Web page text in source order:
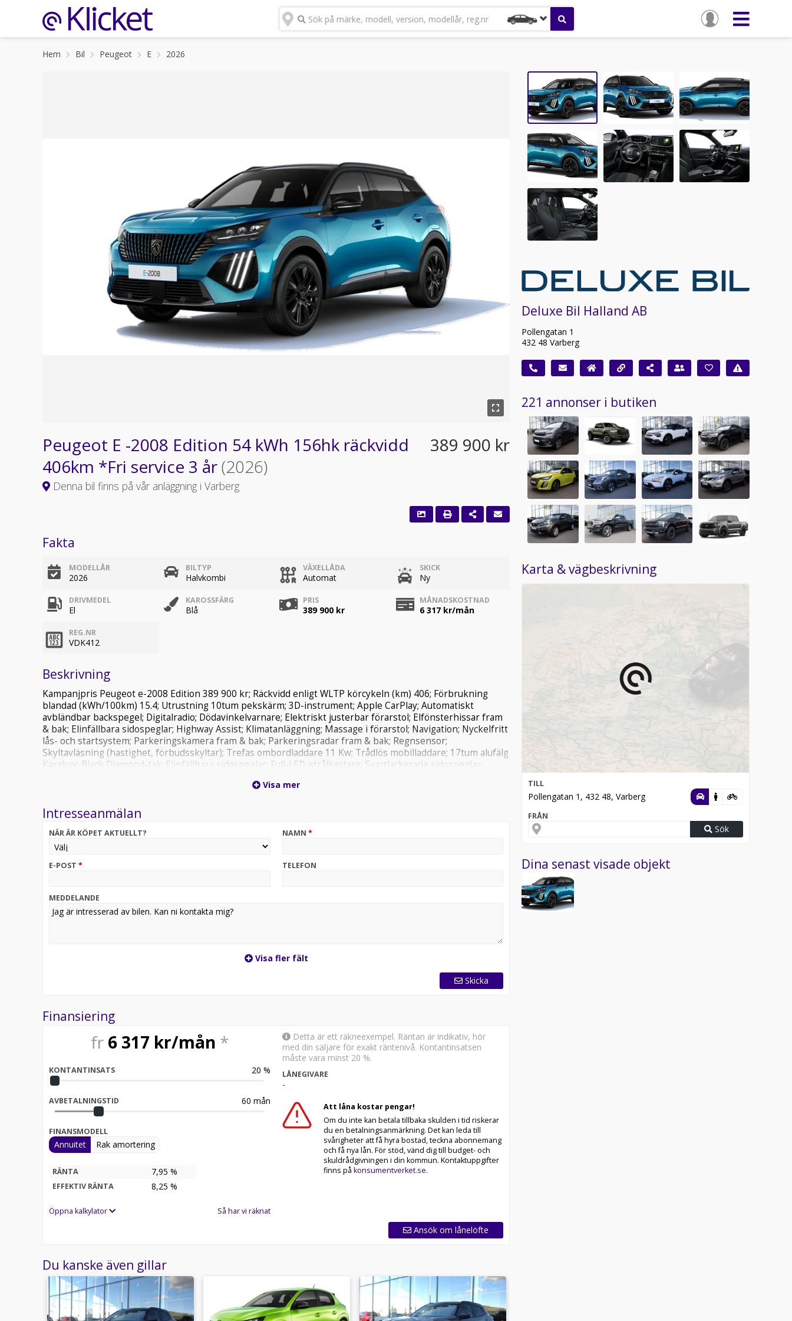
Sök på märke, modell, version, modellår, reg.nr
Hem Bil Peugeot E 2026
Peugeot E -2008 Edition 54 kWh 156hk räckvidd
406km *Fri service 3 år(2026)
Denna bil finns på vår anläggning i Varberg
389 900 kr
Fakta
MODELLÅR
2026
BILTYP
Halvkombi
VÄXELLÅDA
Automat
SKICK
Ny
DRIVMEDEL
El
KAROSSFÄRG
Blå
PRIS
389 900 kr
MÅNADSKOSTNAD
6 317kr/mån
REG.NR
VDK412
Beskrivning
Kampanjpris Peugeot e-2008 Edition 389 900 kr; Räckvidd enligt WLTP körcykeln (km) 406; Förbrukning
blandad (kWh/100km) 15.4; Utrustning 10tum pekskärm; 3D-instrument; Apple CarPlay; Automatiskt
avbländbar backspegel; Digitalradio; Dödavinkelvarnare; Elektriskt justerbar förarstol; Elfönsterhissar fram
& bak; Elinfällbara sidospeglar; Highway Assist; Klimatanläggning; Massage i förarstol; Navigation; Nyckelfritt
lås- och startsystem; Parkeringskamera fram & bak; Parkeringsradar fram & bak; Regnsensor;
Skyltavläsning (hastighet, förbudsskyltar); Trefas ombordladdare 11 Kw; Trådlös mobilladdare; 17tum alufälg
Karakoy; Black Diamond-tak; Elinfällbara sidospeglar; Full-LED-strålkastare; Svartlackerade sidospeglar;
bak; Aktiv filhållningsassistent; ESP och ABS-bromsar; Helljusassistent; Isofixfästen ytterplatser bak;
Mörkt innertak; Stolsvärme fram. Standardlack är Blå Obsession. *Fri service 3 år/4500 mil det som inträffar
Varmt välkommen in till oss på Deluxe bil i Varberg!
Visa mer
Intresseanmälan
NÄR ÄR KÖPET AKTUELLT? NAMN *
E-POST * TELEFON
MEDDELANDE
Visa fler fält
Skicka
Finansiering
fr 6 317 kr/mån *
KONTANTINSATS 20 %
AVBETALNINGSTID 60 mån
FINANSMODELL
Annuitet Rak amortering
RÄNTA 7,95 %
EFFEKTIV RÄNTA 8,25 %
Öppna kalkylator Så har vi räknat
Detta är ett räkneexempel. Räntan är indikativ, hör
med din säljare för exakt räntenivå. Kontantinsatsen
måste vara minst 20 %.
LÅNEGIVARE
-
Att låna kostar pengar!
Om du inte kan betala tillbaka skulden i tid riskerar
du en betalningsanmärkning. Det kan leda till
svårigheter att få hyra bostad, teckna abonnemang
och få nya lån. För stöd, vänd dig till budget- och
skuldrådgivningen i din kommun. Kontaktuppgifter
finns på konsumentverket.se.
Ansök om lånelöfte
Du kanske även gillar
Deluxe Bil Halland AB
Pollengatan 1
432 48 Varberg
221 annonser i butiken
Karta & vägbeskrivning
TILL
Pollengatan 1, 432 48, Varberg
FRÅN
Sök
Dina senast visade objekt